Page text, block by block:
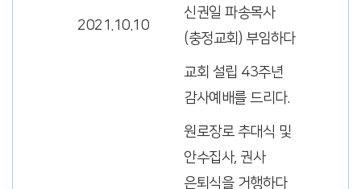
2021.10.10
신권일 파송목사
(충정교회) 부임하다
교회 설립 43주년
감사예배를 드리다.
원로장로 추대식 및
안수집사, 권사
은퇴식을 거행하다